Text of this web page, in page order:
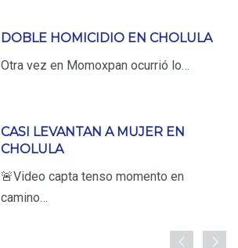
DOBLE HOMICIDIO EN CHOLULA
Otra vez en Momoxpan ocurrió lo…
CASI LEVANTAN A MUJER EN
CHOLULA
🚨Video capta tenso momento en
camino…